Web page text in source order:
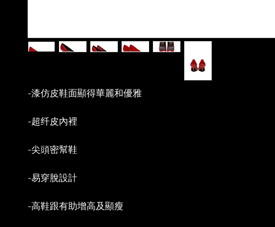
-漆仿皮鞋面顯得華麗和優雅
-超纤皮內裡
-尖頭密幫鞋
-易穿脫設計
-高鞋跟有助增高及顯瘦